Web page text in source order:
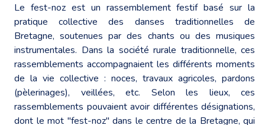
Le fest-noz est un rassemblement festif basé sur la
pratique collective des danses traditionnelles de
Bretagne, soutenues par des chants ou des musiques
instrumentales. Dans la société rurale traditionnelle, ces
rassemblements accompagnaient les différents moments
de la vie collective : noces, travaux agricoles, pardons
(pèlerinages), veillées, etc. Selon les lieux, ces
rassemblements pouvaient avoir différentes désignations,
dont le mot "fest-noz" dans le centre de la Bretagne, qui